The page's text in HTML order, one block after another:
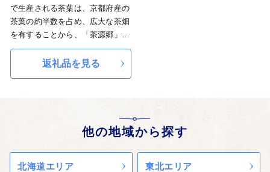
で生産される茶葉は、京都府産の
茶葉の約半数を占め、広大な茶畑
を有することから、「茶源郷」と
呼ばれています。特産品の和束茶
は、和束の茶農家の情熱と谷の地
返礼品を見る
他の地域から探す
北海道エリア 東北エリア